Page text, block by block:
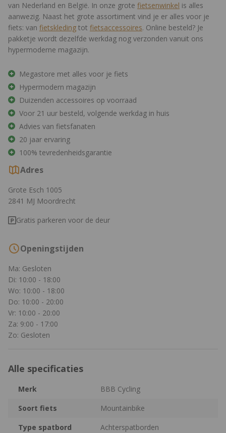
van Nederland en België. In onze grote fietsenwinkel is alles
aanwezig. Naast het grote assortiment vind je er alles voor je
fiets: van fietskleding tot fietsaccessoires. Online besteld? Je
pakketje wordt dezelfde werkdag nog verzonden vanuit ons
hypermoderne magazijn.
Megastore met alles voor je fiets
Hypermodern magazijn
Duizenden accessoires op voorraad
Voor 21 uur besteld, volgende werkdag in huis
Advies van fietsfanaten
20 jaar ervaring
100% tevredenheidsgarantie
Adres
Grote Esch 1005
2841 MJ Moordrecht
Gratis parkeren voor de deur
Openingstijden
Ma: Gesloten
Di: 10:00 - 18:00
Wo: 10:00 - 18:00
Do: 10:00 - 20:00
Vr: 10:00 - 20:00
Za: 9:00 - 17:00
Zo: Gesloten
Alle specificaties
Merk
BBB Cycling
Soort fiets
Mountainbike
Type spatbord
Achterspatborden